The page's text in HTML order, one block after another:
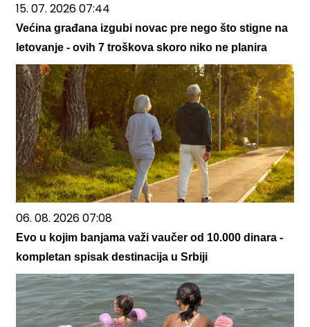
15. 07. 2026 07:44
Većina građana izgubi novac pre nego što stigne na
letovanje - ovih 7 troškova skoro niko ne planira
06. 08. 2026 07:08
Evo u kojim banjama važi vaučer od 10.000 dinara -
kompletan spisak destinacija u Srbiji